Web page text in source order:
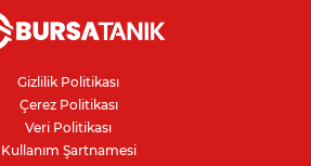
Belediyespor'dan
gençlerine 5 yıllık imza
teşhisinde doğru görüntüleme
kurtarıyor
Gizlilik Politikası
Çerez Politikası
Veri Politikası
Kullanım Şartnamesi